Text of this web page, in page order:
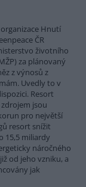
Hnutí
ČR
životního
za plánovaný
z výnosů z
Uvedly to v
Resort
jsou
pro největší
resort snížit
15,5 miliardy
náročného
od jeho vzniku, a
jak